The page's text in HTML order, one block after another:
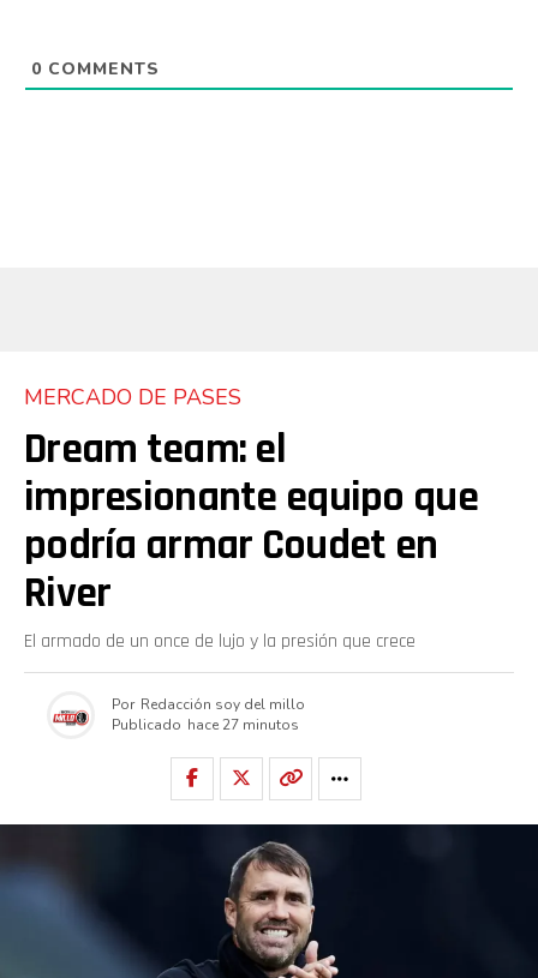
0 COMMENTS
MERCADO DE PASES
Dream team: el
impresionante equipo que
podría armar Coudet en
River
El armado de un once de lujo y la presión que crece
Por Redacción soy del millo
Publicado hace 27 minutos